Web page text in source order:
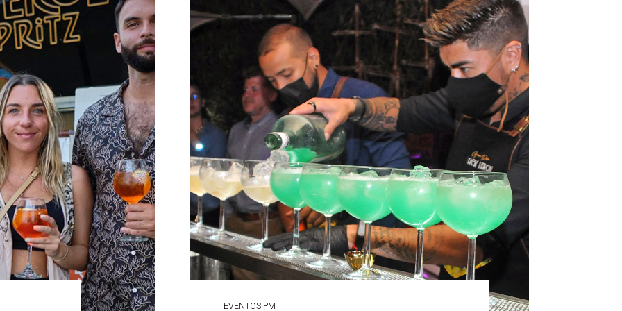
EVENTOS PM